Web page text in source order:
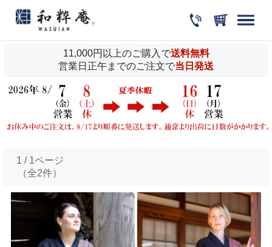
11,000円以上のご購入で送料無料
営業日正午までのご注文で当日発送
1 / 1ページ
（全2件）